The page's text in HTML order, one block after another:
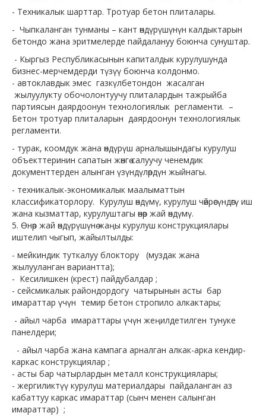
КЫЗМАТТАР
КЕСИПТИК БИРДИКТИН ИШИ
Мыйзамдар
Коомдук талкуулоо
ЭЛ АРАЛЫК КЫЗМАТТАШУУ
ЛАБОРАТОРИЯ
- Техникалык шарттар. Тротуар бетон плиталары.
- Чыпкаланган тунманы – кант өндүрүшүнүн калдыктарын
бетондо жана эритмелерде пайдалануу боюнча сунуштар.
- Кыргыз Республикасынын капиталдык курулушунда
бизнес-мерчемдерди түзүү боюнча колдонмо.
- автоклавдык эмес газкүлбетондон жасалган
жылуулукту обочолонтуучу плиталардын тажрыйба
партиясын даярдоонун технологиялык регламенти. –
Бетон тротуар плиталарын даярдоонун технологиялык
регламенти.
- турак, коомдук жана өндүрүш арналышындагы курулуш
объекттеринин сапатын жөнгө салуучу ченемдик
документтерден алынган үзүндүлөрдүн жыйнагы.
- техникалык-экономикалык маалыматтын
классификаторлору. Курулуш өндүмү, курулуш чөйрөсүндөгү иш
жана кызматтар, курулуштагы өнөр жай өндүмү.
5. Өнөр жай өндүрүшүнө жаңы курулуш конструкциялары
иштелип чыгып, жайылтылды:
- мейкиндик туткалуу блоктору (муздак жана
жылууланган вариантта);
- Кесилишкен (крест) пайдубалдар ;
- сейсмикалык райондордогу чатырынын асты бар
имараттар үчүн темир бетон стропило алкактары;
- айыл чарба имараттары үчүн жеңилдетилген тунуке
панелдери;
- айыл чарба жана кампага арналган алкак-арка кендир-
каркас конструкциялар ;
- асты бар чатырлардын металл конструкциялары;
- жергиликтүү курулуш материалдары пайдаланган аз
кабаттуу каркас имараттар (сынч менен салынган
имараттар) ;